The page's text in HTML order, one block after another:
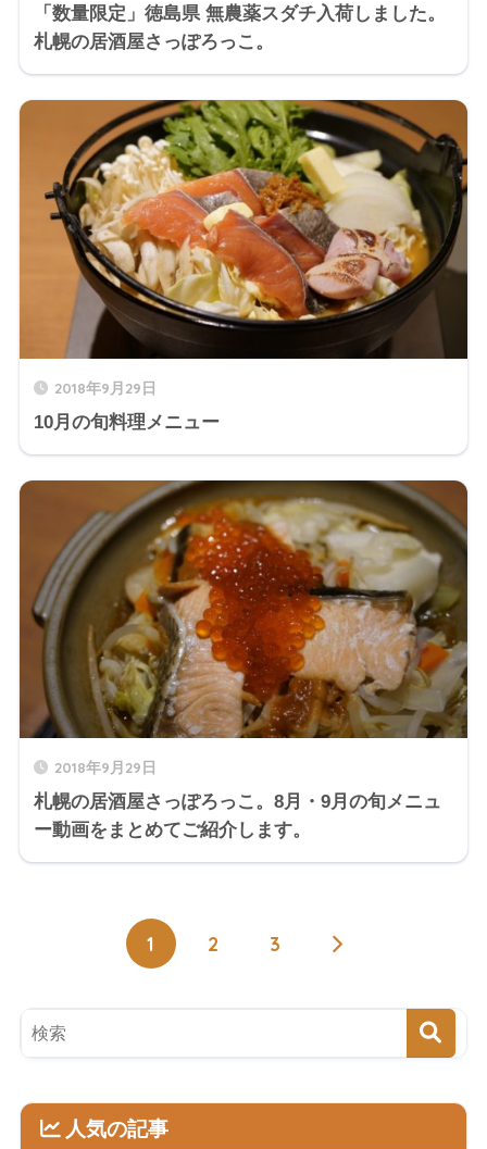
「数量限定」徳島県 無農薬スダチ入荷しました。
札幌の居酒屋さっぽろっこ。
2018年9月29日
10月の旬料理メニュー
2018年9月29日
札幌の居酒屋さっぽろっこ。8月・9月の旬メニュ
ー動画をまとめてご紹介します。
1 2 3
人気の記事